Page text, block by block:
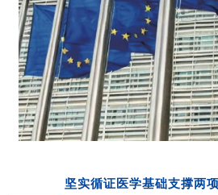
坚实循证医学基础支撑两